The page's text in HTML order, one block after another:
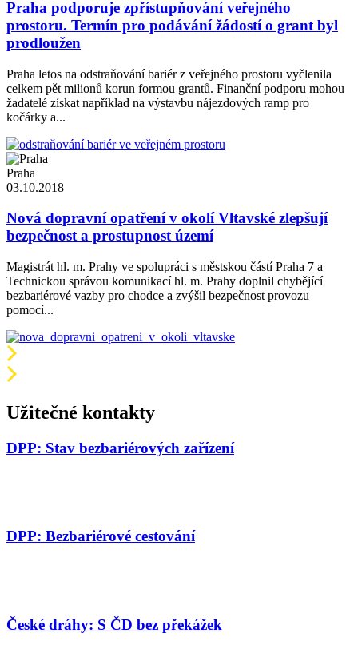
Praha podporuje zpřístupňování veřejného
prostoru. Termín pro podávání žádostí o grant byl
prodloužen
Praha letos na odstraňování bariér z veřejného prostoru vyčlenila
celkem pět milionů korun formou grantů. Finanční podporu mohou
žadatelé získat například na výstavbu nájezdových ramp pro
kočárky a...
Praha
03.10.2018
Nová dopravní opatření v okolí Vltavské zlepšují
bezpečnost a prostupnost území
Magistrát hl. m. Prahy ve spolupráci s městskou částí Praha 7 a
Technickou správou komunikací hl. m. Prahy doplnil chybějící
bezbariérové vazby pro chodce a zvýšil bezpečnost provozu
pomocí...
Užitečné kontakty
DPP: Stav bezbariérových zařízení
DPP: Bezbariérové cestování
České dráhy: S ČD bez překážek